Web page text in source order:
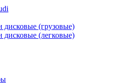
дисковые (грузовые)
дисковые (легковые)